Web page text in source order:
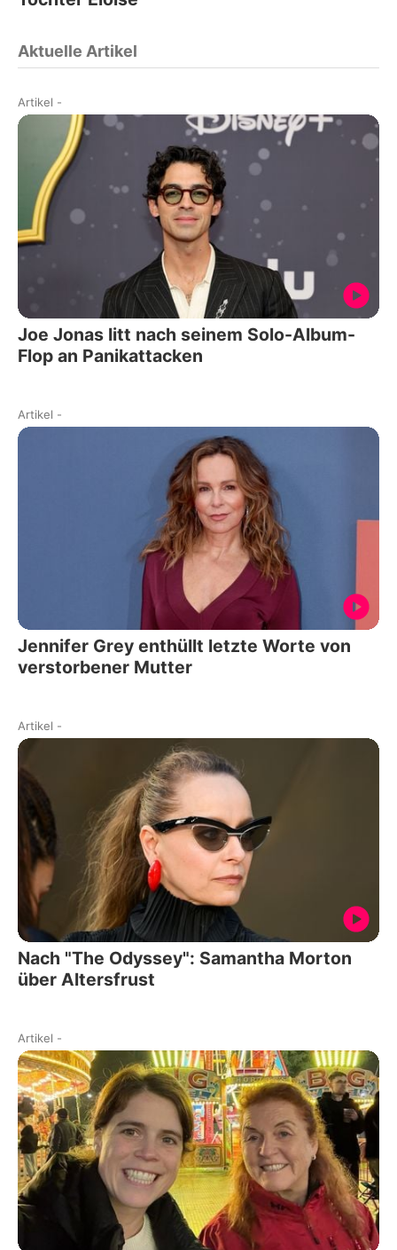
Aktuelle Artikel
Artikel -
Joe Jonas litt nach seinem Solo-Album-
Flop an Panikattacken
Artikel -
Jennifer Grey enthüllt letzte Worte von
verstorbener Mutter
Artikel -
Nach "The Odyssey": Samantha Morton
über Altersfrust
Artikel -